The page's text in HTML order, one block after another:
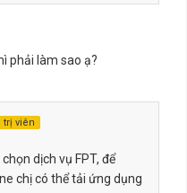
phải làm sao ạ?
trị viên
dịch vụ FPT, để
chị có thể tải ứng dụng